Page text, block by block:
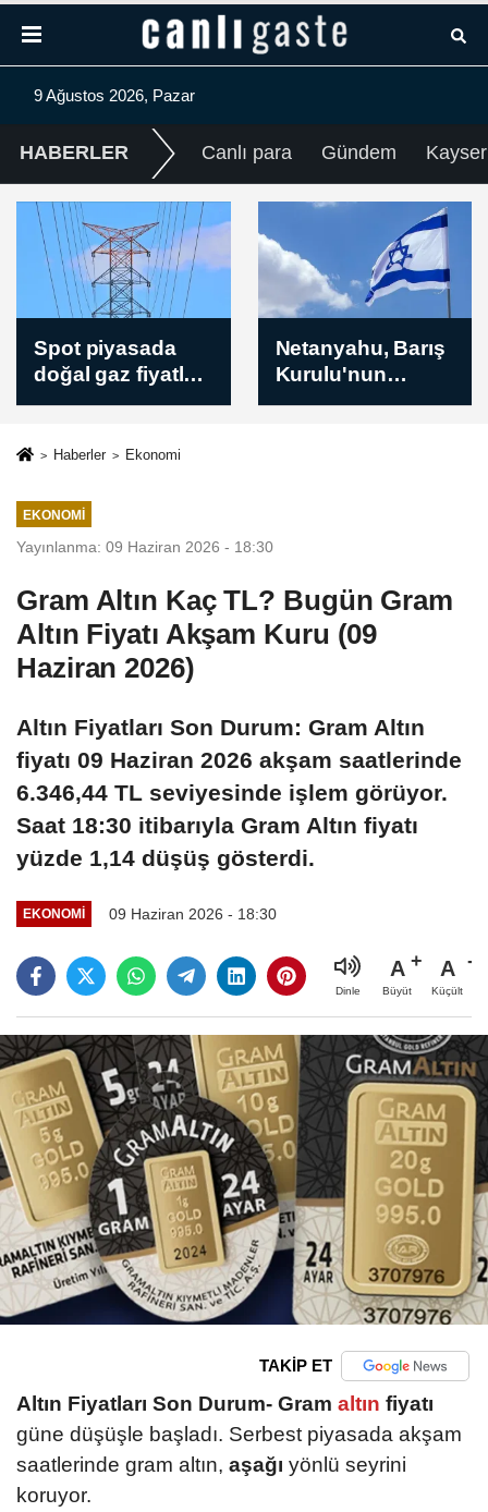
9 Ağustos 2026, Pazar
HABERLER Canlı para Gündem
Spot piyasada
doğal gaz fiyatları
/ 9 Ağustos 2026
Netanyahu, Barış
Kurulu'nun
açıkladığı
Haberler Ekonomi
EKONOMI
Yayınlanma: 09 Haziran 2026 - 18:30
Gram Altın Kaç TL? Bugün Gram
Altın Fiyatı Akşam Kuru (09
Haziran 2026)
Altın Fiyatları Son Durum: Gram Altın
fiyatı 09 Haziran 2026 akşam saatlerinde
6.346,44 TL seviyesinde işlem görüyor.
Saat 18:30 itibarıyla Gram Altın fiyatı
yüzde 1,14 düşüş gösterdi.
EKONOMI 09 Haziran 2026 - 18:30
Dinle
A
Büyüt
A
Küçült
TAKİP ET
Altın Fiyatları Son Durum- Gram altın fiyatı
güne düşüşle başladı. Serbest piyasada akşam
saatlerinde gram altın, aşağı yönlü seyrini
koruyor.